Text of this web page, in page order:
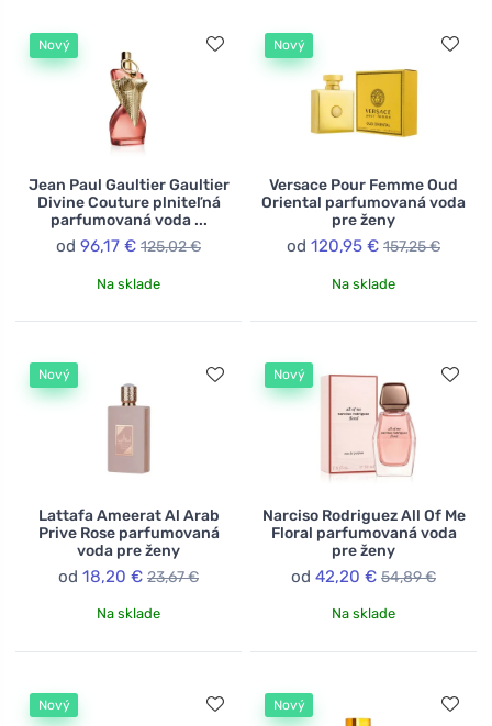
Nový
Jean Paul Gaultier Gaultier
Divine Couture plniteľná
parfumovaná voda ...
od 96,17 € 125,02 €
Na sklade
Nový
Versace Pour Femme Oud
Oriental parfumovaná voda
pre ženy
od 120,95 € 157,25 €
Na sklade
Nový
Lattafa Ameerat Al Arab
Prive Rose parfumovaná
voda pre ženy
od 18,20 € 23,67 €
Na sklade
Nový
Narciso Rodriguez All Of Me
Floral parfumovaná voda
pre ženy
od 42,20 € 54,89 €
Na sklade
Nový Nový